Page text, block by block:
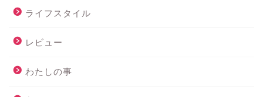
ライフスタイル
レビュー
わたしの事